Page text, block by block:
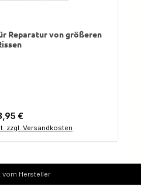
Reparatur von größeren
Preis:
€
zzgl. Versandkosten
vom Hersteller